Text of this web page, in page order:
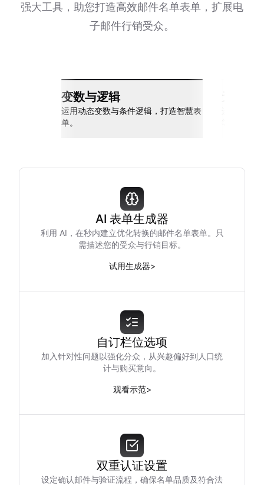
强大工具，助您打造高效邮件名单表单，扩展电
子邮件行销受众。
变数与逻辑
运用动态变数与条件逻辑，打造智慧表
单。
AI 表单生成器
利用 AI，在秒内建立优化转换的邮件名单表单。只
需描述您的受众与行销目标。
试用生成器>
自订栏位选项
加入针对性问题以强化分众，从兴趣偏好到人口统
计与购买意向。
观看示范>
双重认证设置
设定确认邮件与验证流程，确保名单品质及符合法